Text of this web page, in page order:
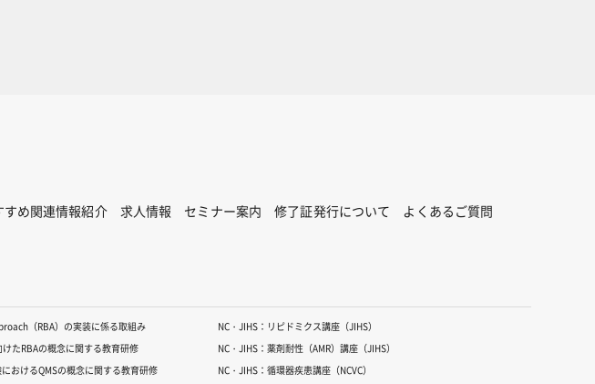
すめ関連情報紹介 求人情報 セミナー案内 修了証発行について
よくあるご質問
（RBA）の実装に係る取組み
たRBAの概念に関する教育研修
おけるQMSの概念に関する教育研修
NC・JIHS：リピドミクス講座（JIHS）
NC・JIHS：薬剤耐性（AMR）講座（JIHS）
NC・JIHS：循環器疾患講座（NCVC）